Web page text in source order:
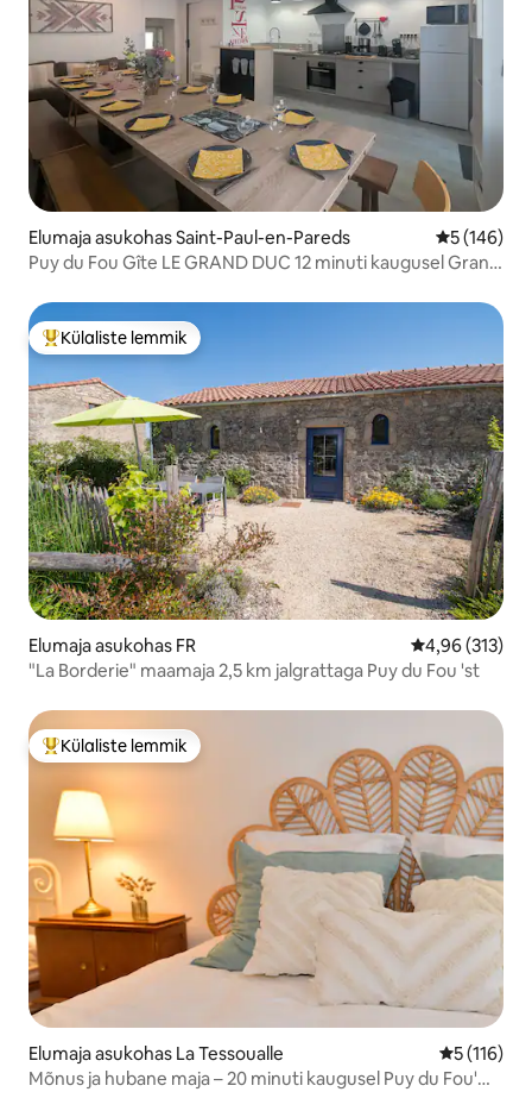
Elumaja asukohas Saint-Paul-en-Pareds Keskmine
5 (146)
Puy du Fou Gîte LE GRAND DUC 12 minuti kaugusel Grand
Külaliste suur lemmik
Külaliste lemmik
Elumaja asukohas FR Keskmine
4,96 (313)
"La Borderie" maamaja 2,5 km jalgrattaga Puy du Fou 'st
Külaliste suur lemmik
Külaliste lemmik
Elumaja asukohas La Tessoualle Keskmine
5 (116)
Mõnus ja hubane maja – 20 minuti kaugusel Puy du Fou'